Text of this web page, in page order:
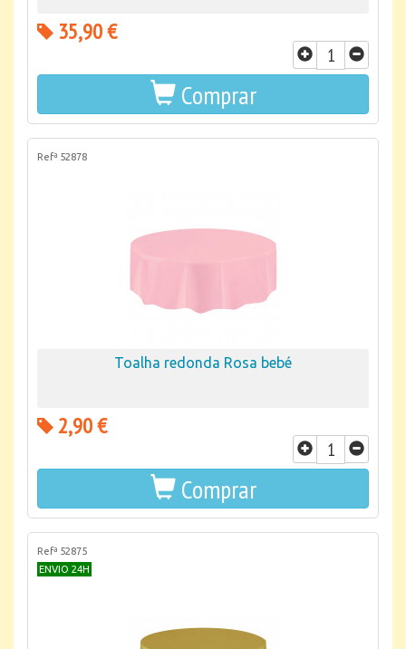
35,90 €
Comprar
Refª 52878
Toalha redonda Rosa bebé
2,90 €
Comprar
Refª 52875
ENVIO 24H